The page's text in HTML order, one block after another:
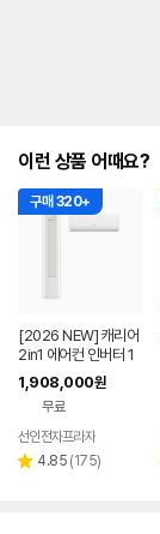
이런 상품 어때요?
구매 320+
[2026 NEW] 캐리어
2in1 에어컨 인버터 1
등급 멀티형 wifi 17평
+6평 투인원 전국 설
치비포함
1,908,000원
무료
선인전자프라자
별 4.85 리
(175)